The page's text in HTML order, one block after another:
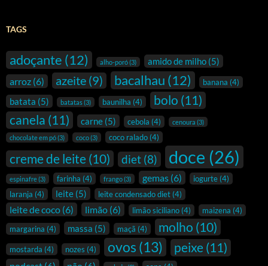
TAGS
adoçante (12) alho-poró(3) amido de milho (5)
arroz (6) azeite (9) bacalhau (12) banana (4)
batata (5) batatas(3) baunilha (4) bolo (11)
canela (11) carne (5) cebola (4) cenoura (3)
chocolate em pó(3) coco(3) coco ralado (4)
creme de leite (10) diet (8) doce (26)
espinafre(3) farinha (4) frango(3) gemas (6) iogurte (4)
laranja (4) leite (5) leite condensado diet (4)
leite de coco (6) limão (6) limão siciliano (4) maizena (4)
margarina (4) massa (5) maçã (4) molho (10)
mostarda (4) nozes (4) ovos (13) peixe (11)